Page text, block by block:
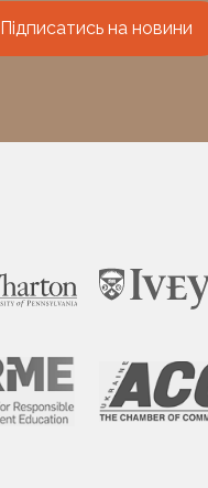
Підписатись на новини